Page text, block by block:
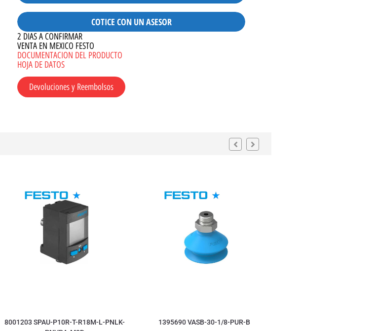
COTICE CON UN ASESOR
2 DIAS A CONFIRMAR
VENTA EN MEXICO FESTO
DOCUMENTACION DEL PRODUCTO
HOJA DE DATOS
Devoluciones y Reembolsos
8001203 SPAU-P10R-T-R18M-L-PNLK-
1395690 VASB-30-1/8-PUR-B